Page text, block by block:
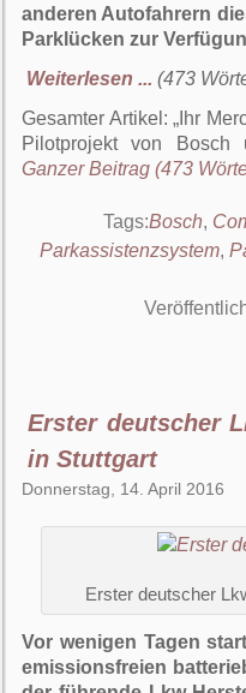
anderen Autofahrern
Parklücken zur
Weiterlesen ... (473
Gesamter Artikel:
Ihr
Pilotprojekt von Bosch
Ganzer Beitrag (473
Tags:Bosch,
Parkassistenzsystem,
Erster deutscher
in Stuttgart
Donnerstag, 14. April 2016
Erster deutscher
Vor wenigen Tagen
emissionsfreien